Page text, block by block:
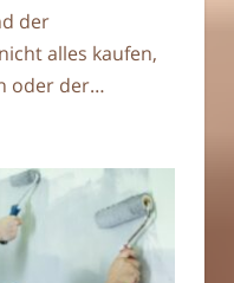
der
alles kaufen,
oder der…